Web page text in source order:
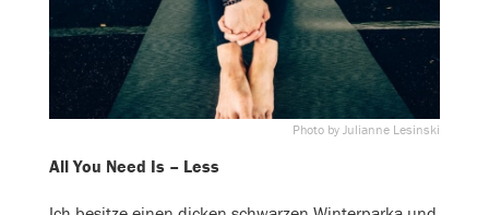
Photo by Julianne Lesinski
All You Need Is – Less